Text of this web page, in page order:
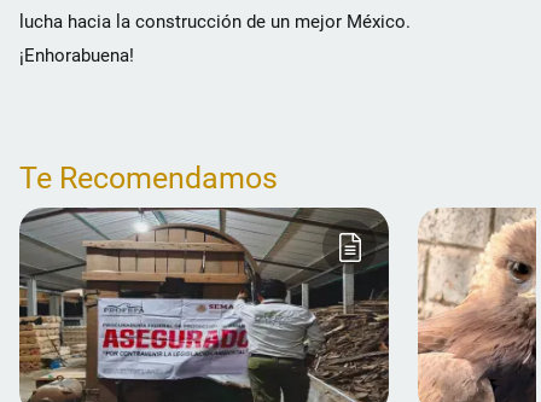
lucha hacia la construcción de un mejor México.
¡Enhorabuena!
Te Recomendamos